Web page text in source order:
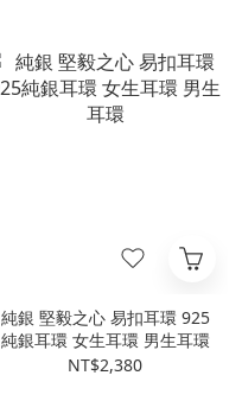
純銀 堅毅之心 易扣耳環 925
純銀耳環 女生耳環 男生耳環
NT$2,380